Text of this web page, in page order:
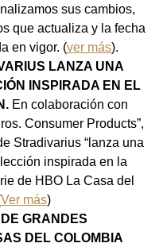
sus cambios,
que actualiza y la fecha
en vigor. (ver más).
LANZA UNA
INSPIRADA EN EL
En colaboración con
Consumer Products”,
Stradivarius “lanza una
inspirada en la
de HBO La Casa del
Ver más)
DE GRANDES
DEL COLOMBIA